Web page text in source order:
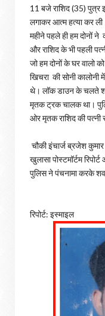
11 बजे राशिद (35) पुत्र
लगाकर आत्म हत्या कर ली
महीने पहले ही हम दोनों ने
और राशिद के भी पहली
जो हम दोनों के घर वालो
खिचरा की सोनी
थे। लॉक डाउन के चलते
मृतक ट्रक चालक था।
ओर मृतक राशिद की पत्नी
चौकी इंचार्ज ब्रजेश कुमार
खुलासा पोस्टमॉर्टम
पुलिस ने पंचनामा करके शव
रिपोर्ट: इस्माइल